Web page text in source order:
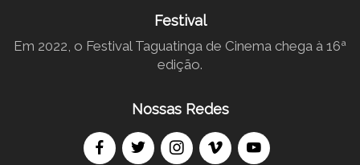
Festival
Em 2022, o Festival Taguatinga de Cinema chega à 16ª
edição.
Nossas Redes